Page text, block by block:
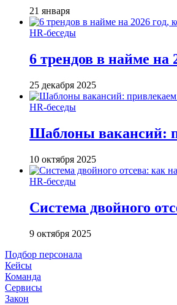
21 января
HR-беседы
6 трендов в найме на
25 декабря 2025
HR-беседы
Шаблоны вакансий:
10 октября 2025
HR-беседы
Система двойного
9 октября 2025
Подбор персонала
Кейсы
Команда
Сервисы
Закон